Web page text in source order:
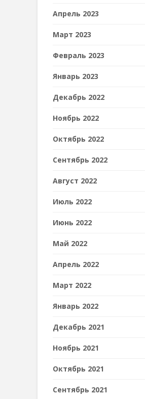
Апрель 2023
Март 2023
Февраль 2023
Январь 2023
Декабрь 2022
Ноябрь 2022
Октябрь 2022
Сентябрь 2022
Август 2022
Июль 2022
Июнь 2022
Май 2022
Апрель 2022
Март 2022
Январь 2022
Декабрь 2021
Ноябрь 2021
Октябрь 2021
Сентябрь 2021